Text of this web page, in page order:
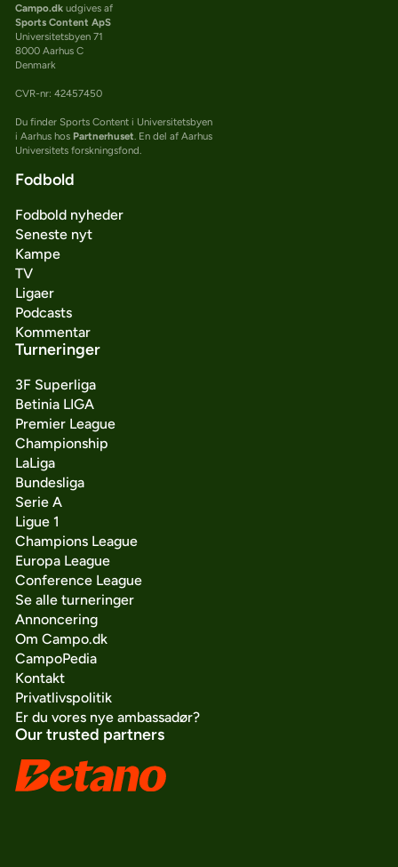
Campo.dkudgives af
Sports Content ApS
Universitetsbyen 71
8000 Aarhus C
Denmark
CVR-nr: 42457450
Du finder Sports Content i Universitetsbyen
i Aarhus hos Partnerhuset . En del af Aarhus
Universitets forskningsfond.
Fodbold
Fodbold nyheder
Seneste nyt
Kampe
TV
Ligaer
Podcasts
Kommentar
Turneringer
3F Superliga
Betinia LIGA
Premier League
Championship
LaLiga
Bundesliga
Serie A
Ligue 1
Champions League
Europa League
Conference League
Se alle turneringer
Annoncering
Om Campo.dk
CampoPedia
Kontakt
Privatlivspolitik
Er du vores nye ambassadør?
Our trusted partners